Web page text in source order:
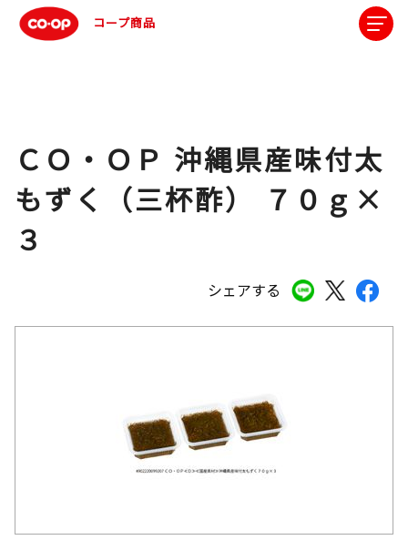
コープ商品
シェアする
ＣＯ・ＯＰ 沖縄県産味付太
もずく（三杯酢） ７０ｇ×
３